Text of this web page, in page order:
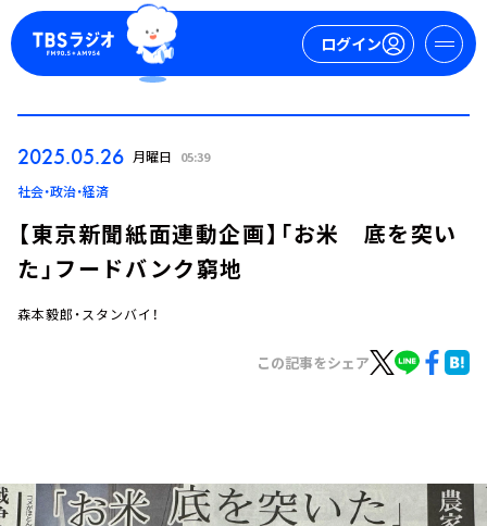
ログイン
お知らせ
2025.05.26 月曜日 05:39
社会・政治・経済
【東京新聞紙面連動企画】「お米 底を突い
た」フードバンク窮地
森本毅郎・スタンバイ！
この記事をシェア